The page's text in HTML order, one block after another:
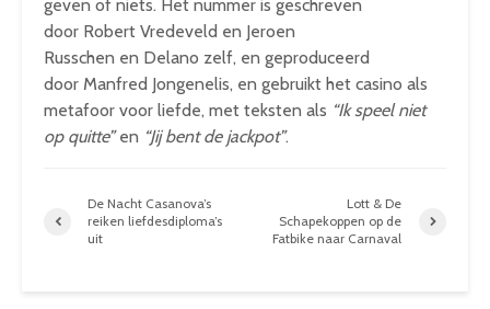
geven of niets. Het nummer is geschreven
door Robert Vredeveld en Jeroen
Russchen en Delano zelf, en geproduceerd
door Manfred Jongenelis, en gebruikt het casino als
metafoor voor liefde, met teksten als “Ik speel niet
op quitte”en “Jij bent de jackpot”.
De Nacht Casanova’s
reiken liefdesdiploma’s
uit
Lott & De
Schapekoppen op de
Fatbike naar Carnaval